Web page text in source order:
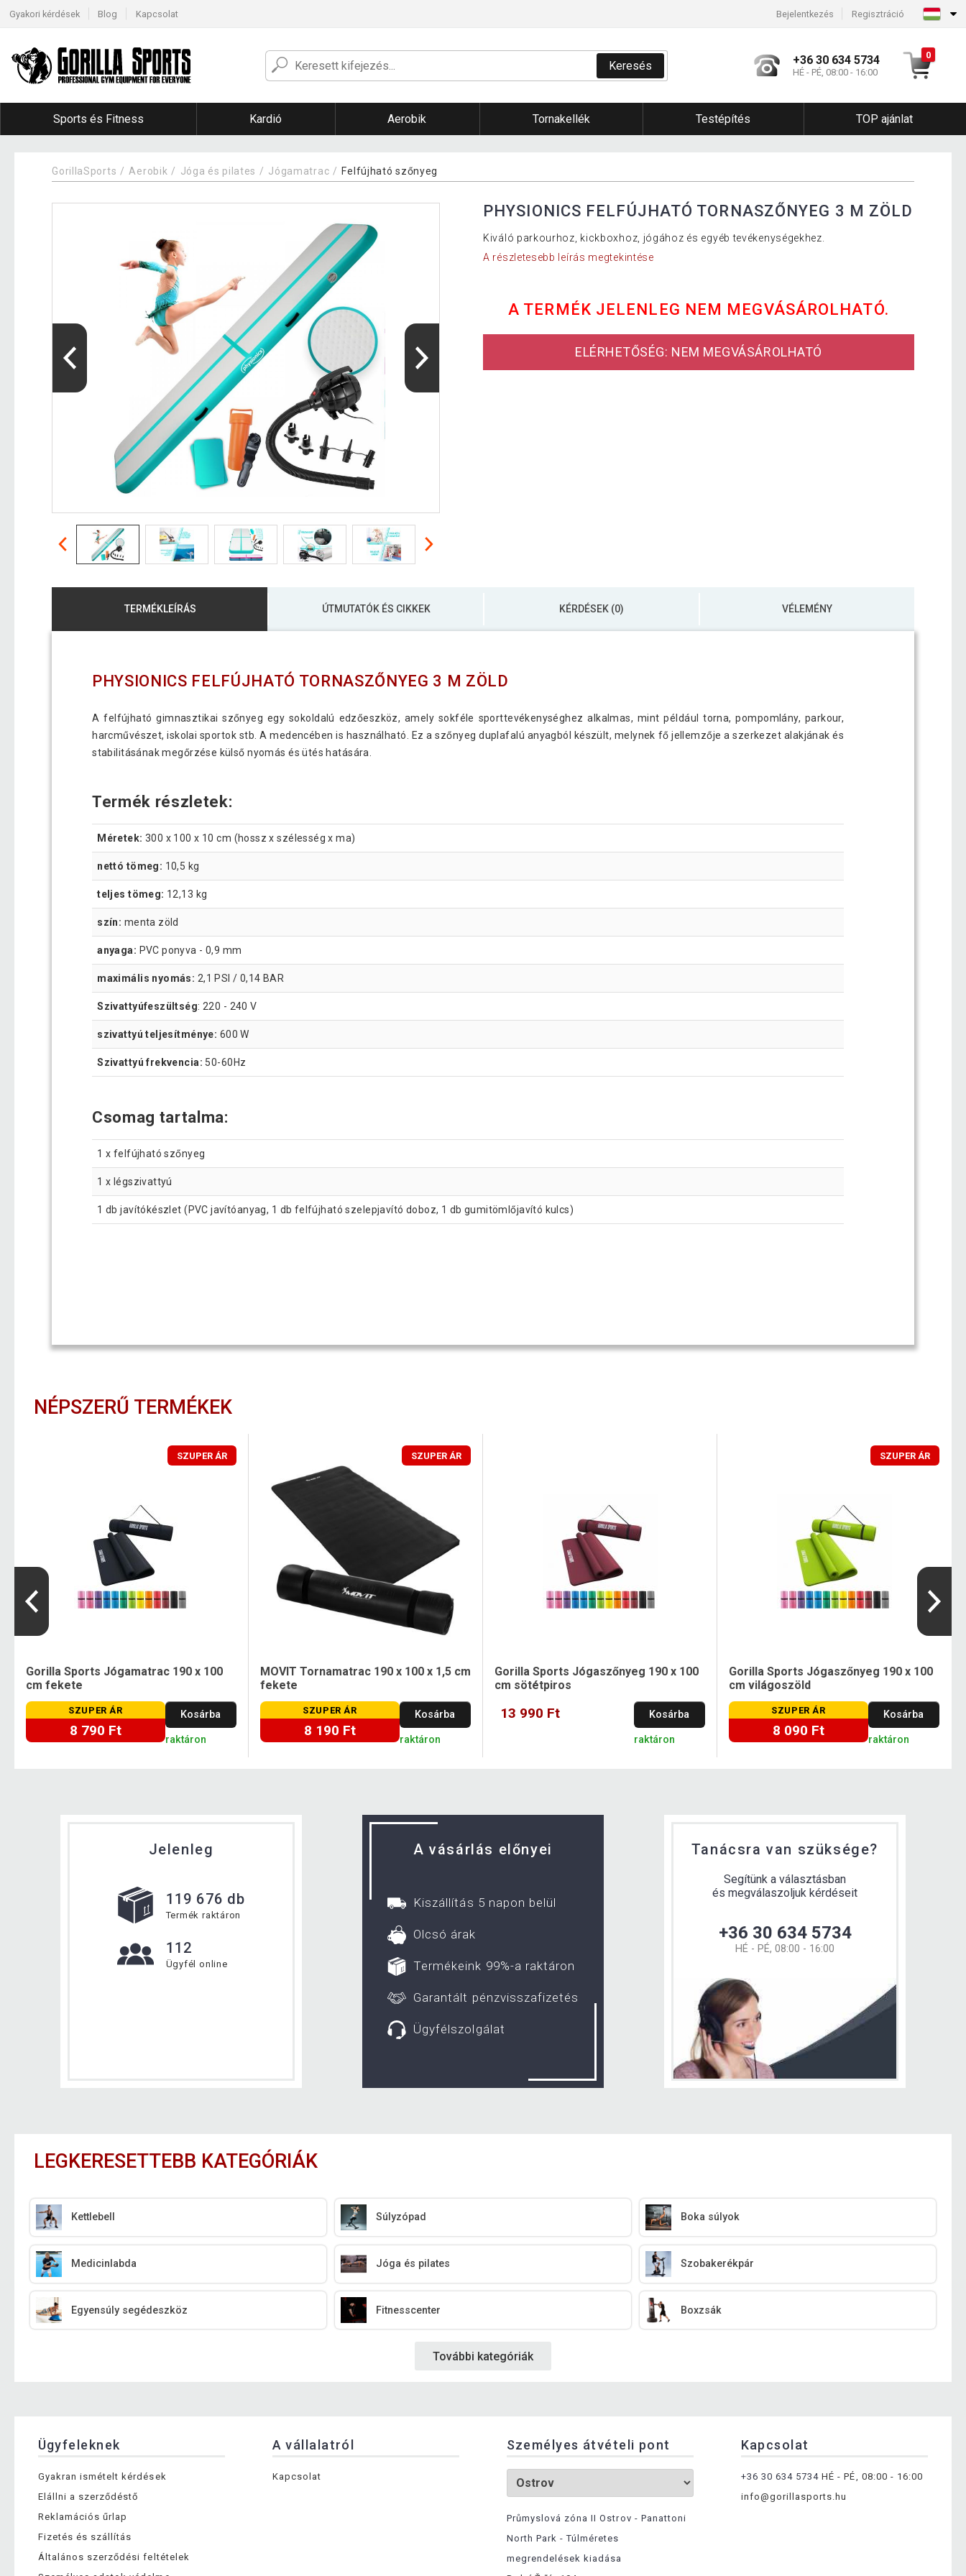
Gyakori kérdések Blog Kapcsolat Bejelentkezés Regisztráció
Keresés +36 30 634 5734
HÉ - PÉ, 08:00 - 16:00
0
Sports és Fitness Kardió Aerobik Tornakellék Testépítés TOP ajánlat
GorillaSports Aerobik Jóga és pilates Jógamatrac Felfújható szőnyeg
PHYSIONICS FELFÚJHATÓ TORNASZŐNYEG 3 M ZÖLD
Kiváló parkourhoz, kickboxhoz, jógához és egyéb tevékenységekhez.
A részletesebb leírás megtekintése
A TERMÉK JELENLEG NEM MEGVÁSÁROLHATÓ.
ELÉRHETŐSÉG: NEM MEGVÁSÁROLHATÓ
TERMÉKLEÍRÁS ÚTMUTATÓK ÉS CIKKEK KÉRDÉSEK (0) VÉLEMÉNY
PHYSIONICS FELFÚJHATÓ TORNASZŐNYEG 3 M ZÖLD
A felfújható gimnasztikai szőnyeg egy sokoldalú edzőeszköz, amely sokféle sporttevékenységhez alkalmas, mint például torna, pompomlány, parkour,
harcművészet, iskolai sportok stb. A medencében is használható. Ez a szőnyeg duplafalú anyagból készült, melynek fő jellemzője a szerkezet alakjának és
stabilitásának megőrzése külső nyomás és ütés hatására.
Termék részletek:
Méretek: 300 x 100 x 10 cm (hossz x szélesség x ma)
nettó tömeg: 10,5 kg
teljes tömeg: 12,13 kg
szín: menta zöld
anyaga: PVC ponyva - 0,9 mm
maximális nyomás: 2,1 PSI / 0,14 BAR
Szivattyúfeszültség: 220 - 240 V
szivattyú teljesítménye: 600 W
Szivattyú frekvencia: 50-60Hz
Csomag tartalma:
1 x felfújható szőnyeg
1 x légszivattyú
1 db javítókészlet (PVC javítóanyag, 1 db felfújható szelepjavító doboz, 1 db gumitömlőjavító kulcs)
NÉPSZERŰ TERMÉKEK
SZUPER ÁR
Gorilla Sports Jógamatrac 190 x 100
cm fekete
SZUPER ÁR
8 790 Ft
Kosárba
raktáron
SZUPER ÁR
MOVIT Tornamatrac 190 x 100 x 1,5 cm
fekete
SZUPER ÁR
8 190 Ft
Kosárba
raktáron
Gorilla Sports Jógaszőnyeg 190 x 100
cm sötétpiros
13 990 Ft Kosárba
raktáron
SZUPER ÁR
Gorilla Sports Jógaszőnyeg 190 x 100
cm világoszöld
SZUPER ÁR
8 090 Ft
Kosárba
raktáron
Jelenleg
119 676 db
Termék raktáron
112
Ügyfél online
A vásárlás előnyei
Kiszállítás 5 napon belül
Olcsó árak
Termékeink 99%-a raktáron
Garantált pénzvisszafizetés
Ügyfélszolgálat
Tanácsra van szüksége?
Segítünk a választásban
és megválaszoljuk kérdéseit
+36 30 634 5734
HÉ - PÉ, 08:00 - 16:00
LEGKERESETTEBB KATEGÓRIÁK
Kettlebell Súlyzópad Boka súlyok
Medicinlabda Jóga és pilates Szobakerékpár
Egyensúly segédeszköz Fitnesscenter Boxzsák
További kategóriák
Ügyfeleknek
Gyakran ismételt kérdések
Elállni a szerződéstő
Reklamációs űrlap
Fizetés és szállítás
Általános szerződési feltételek
A vállalatról
Kapcsolat
Személyes átvételi pont
Průmyslová zóna II Ostrov - Panattoni
North Park - Túlméretes
megrendelések kiadása
Kapcsolat
+36 30 634 5734 HÉ - PÉ, 08:00 - 16:00
info@gorillasports.hu